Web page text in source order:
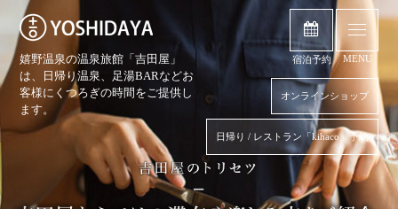
嬉野温泉の温泉旅館「吉田屋」
は、日帰り温泉、 足湯BARなどお
客様にくつろぎの時間をご提供し
ます。
オンラインショップ
日帰り / レストラン「kihaco」予約
宿泊予約 MENU